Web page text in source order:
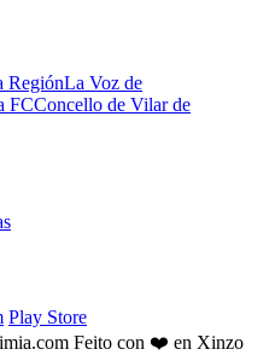
RegiónLa Voz de
FCConcello de Vilar de
Play Store
Feito con ❤️ en Xinzo